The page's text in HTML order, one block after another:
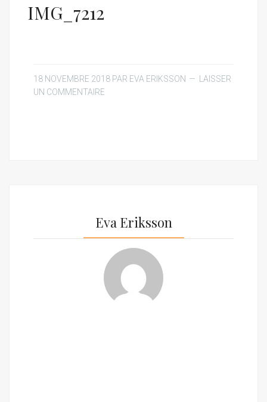
IMG_7212
18 NOVEMBRE 2018 PAR EVA ERIKSSON
LAISSER
UN COMMENTAIRE
Eva Eriksson